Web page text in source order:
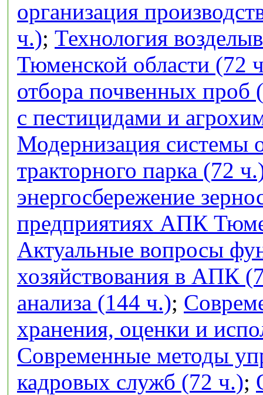
организация
ч.); Технология
Тюменской области (72
отбора почвенных проб
с пестицидами и
Модернизация системы
тракторного парка (72
энергосбережение
предприятиях АПК
Актуальные вопросы
хозяйствования в АПК
анализа (144 ч.);
хранения, оценки и
Современные методы
кадровых служб (72 ч.);